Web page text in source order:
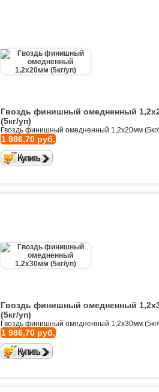
Гвоздь финишный омедненный
(5кг/уп)
Гвоздь финишный омедненный 1,2х20мм
1 986,70 руб.
Гвоздь финишный омедненный
(5кг/уп)
Гвоздь финишный омедненный 1,2х30мм
1 986,70 руб.